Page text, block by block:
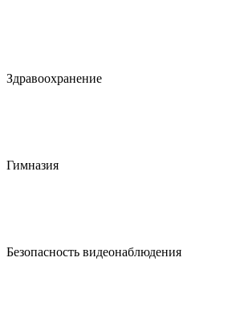
Здравоохранение
Гимназия
Безопасность видеонаблюдения